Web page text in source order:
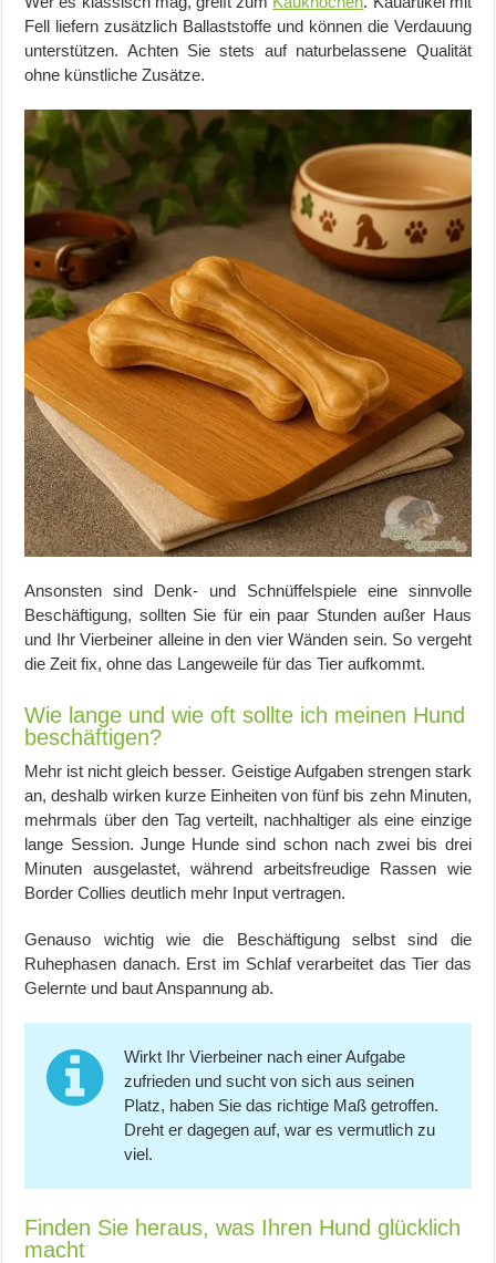
Fell liefern zusätzlich Ballaststoffe und können die Verdauung
unterstützen. Achten Sie stets auf naturbelassene Qualität
ohne künstliche Zusätze.
Ansonsten sind Denk- und Schnüffelspiele eine sinnvolle
Beschäftigung, sollten Sie für ein paar Stunden außer Haus
und Ihr Vierbeiner alleine in den vier Wänden sein. So vergeht
die Zeit fix, ohne das Langeweile für das Tier aufkommt.
Wie lange und wie oft sollte ich meinen Hund
beschäftigen?
Mehr ist nicht gleich besser. Geistige Aufgaben strengen stark
an, deshalb wirken kurze Einheiten von fünf bis zehn Minuten,
mehrmals über den Tag verteilt, nachhaltiger als eine einzige
lange Session. Junge Hunde sind schon nach zwei bis drei
Minuten ausgelastet, während arbeitsfreudige Rassen wie
Border Collies deutlich mehr Input vertragen.
Genauso wichtig wie die Beschäftigung selbst sind die
Ruhephasen danach. Erst im Schlaf verarbeitet das Tier das
Gelernte und baut Anspannung ab.
Wirkt Ihr Vierbeiner nach einer Aufgabe
zufrieden und sucht von sich aus seinen
Platz, haben Sie das richtige Maß getroffen.
Dreht er dagegen auf, war es vermutlich zu
viel.
Finden Sie heraus, was Ihren Hund glücklich
macht